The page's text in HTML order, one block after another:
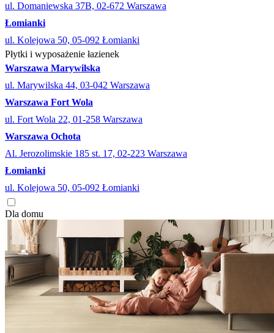
ul. Domaniewska 37B, 02-672 Warszawa
Łomianki
ul. Kolejowa 50, 05-092 Łomianki
Płytki i wyposażenie łazienek
Warszawa Marywilska
ul. Marywilska 44, 03-042 Warszawa
Warszawa Fort Wola
ul. Fort Wola 22, 01-258 Warszawa
Warszawa Ochota
Al. Jerozolimskie 185 st. 17, 02-223 Warszawa
Łomianki
ul. Kolejowa 50, 05-092 Łomianki
Dla domu